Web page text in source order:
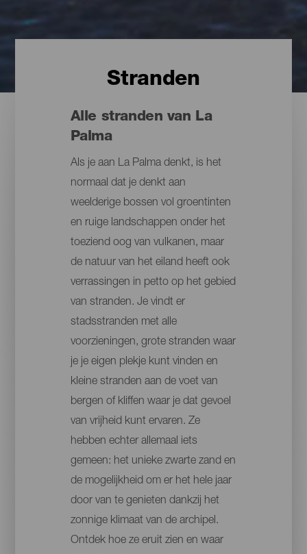
Stranden
Alle stranden van La
Palma
Als je aan La Palma denkt, is het
normaal dat je denkt aan
weelderige bossen vol groentinten
en ruige landschappen onder het
toeziend oog van vulkanen, maar
de natuur van het eiland heeft ook
verrassingen in petto op het gebied
van stranden. Je vindt er
stadsstranden met alle
voorzieningen, grote stranden waar
je je eigen plekje kunt vinden en
kleine stranden aan de voet van
bergen of kliffen waar je dat gevoel
van vrijheid kunt ervaren. Ze
hebben echter allemaal iets
gemeen: het unieke zwarte zand en
de mogelijkheid om er het hele jaar
door van te genieten dankzij het
zonnige klimaat van de archipel.
Ontdek hoe ze eruit zien en waar